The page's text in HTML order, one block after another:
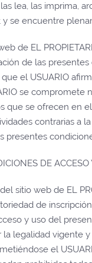
lea, las imprima,
se encuentre
de EL
de las
el USUARIO
se compromete
que se ofrecen en
contrarias a
presentes
DE ACCESO
sitio web de EL
de
y uso del
legalidad vigente
el